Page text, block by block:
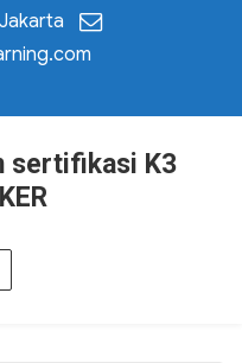
Jakarta
sertifikasi K3